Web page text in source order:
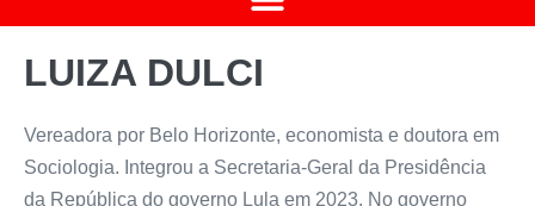
LUIZA DULCI
Vereadora por Belo Horizonte, economista e doutora em
Sociologia. Integrou a Secretaria-Geral da Presidência
da República do governo Lula em 2023. No governo